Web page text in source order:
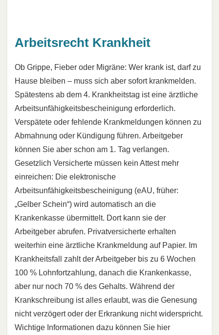
Arbeitsrecht Krankheit
Ob Grippe, Fieber oder Migräne: Wer krank ist, darf zu
Hause bleiben – muss sich aber sofort krankmelden.
Spätestens ab dem 4. Krankheitstag ist eine ärztliche
Arbeitsunfähigkeitsbescheinigung erforderlich.
Verspätete oder fehlende Krankmeldungen können zu
Abmahnung oder Kündigung führen. Arbeitgeber
können Sie aber schon am 1. Tag verlangen.
Gesetzlich Versicherte müssen kein Attest mehr
einreichen: Die elektronische
Arbeitsunfähigkeitsbescheinigung (eAU, früher:
„Gelber Schein“) wird automatisch an die
Krankenkasse übermittelt. Dort kann sie der
Arbeitgeber abrufen. Privatversicherte erhalten
weiterhin eine ärztliche Krankmeldung auf Papier. Im
Krankheitsfall zahlt der Arbeitgeber bis zu 6 Wochen
100 % Lohnfortzahlung, danach die Krankenkasse,
aber nur noch 70 % des Gehalts. Während der
Krankschreibung ist alles erlaubt, was die Genesung
nicht verzögert oder der Erkrankung nicht widerspricht.
Wichtige Informationen dazu können Sie hier